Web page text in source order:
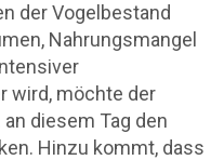
der Vogelbestand
Nahrungsmangel
wird, möchte der
diesem Tag den
Hinzu kommt, dass